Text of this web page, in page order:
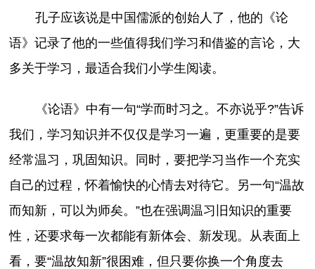
孔子应该说是中国儒派的创始人了，他的《论
语》记录了他的一些值得我们学习和借鉴的言论，大
多关于学习，最适合我们小学生阅读。
《论语》中有一句“学而时习之。不亦说乎?”告诉
我们，学习知识并不仅仅是学习一遍，更重要的是要
经常温习，巩固知识。同时，要把学习当作一个充实
自己的过程，怀着愉快的心情去对待它。另一句“温故
而知新，可以为师矣。”也在强调温习旧知识的重要
性，还要求每一次都能有新体会、新发现。从表面上
看，要“温故知新”很困难，但只要你换一个角度去